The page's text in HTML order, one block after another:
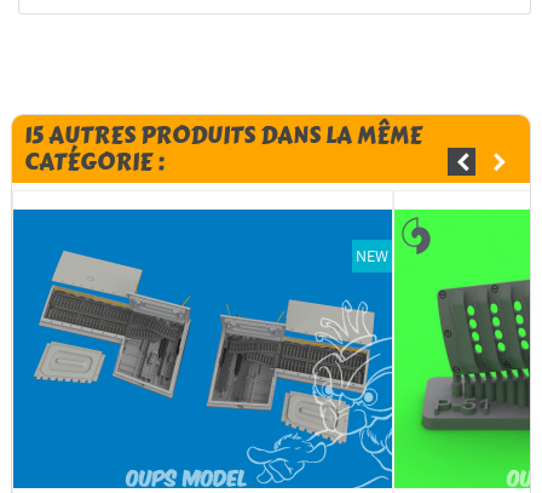
15 AUTRES PRODUITS DANS LA MÊME
CATÉGORIE :
NEW